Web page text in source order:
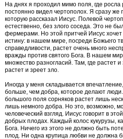
На днях я проходил мимо поля, где росла
постоянно видел чертополох. Я сразу же
которую рассказал Иисус. Полевой
естественно, без злого соседа. Это не
фермерами. Но этой притчей Иисус
истину: в нашем мире, посреди Божьего
справедливости, растет очень много
вражды против святого Бога. В нашем
множество разногласий. Там, где растет
растет и зреет зло.
Иногда у меня складывается
больше, чем добра, которое делают
большого поля сорняков растет лишь
лишь немного добра. Но это, возможно,
человеческий взгляд. Иисус говорит в
добрых плодах. Каждый колос кукурузы,
Бога. Ничего из этого не должно быть
плод. Ни одна крупица любви не должна